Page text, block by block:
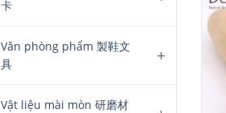
卡
Văn phòng phẩm 製鞋文
具
Vật liệu mài mòn 研磨材